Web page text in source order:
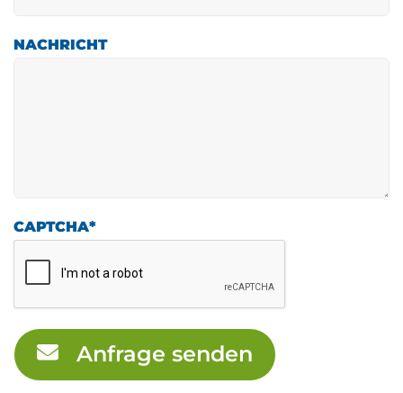
NACHRICHT
CAPTCHA*
Anfrage senden